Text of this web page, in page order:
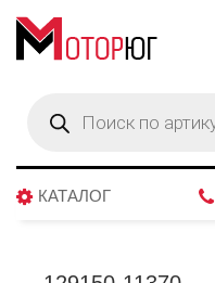
товаров
КАТАЛОГ